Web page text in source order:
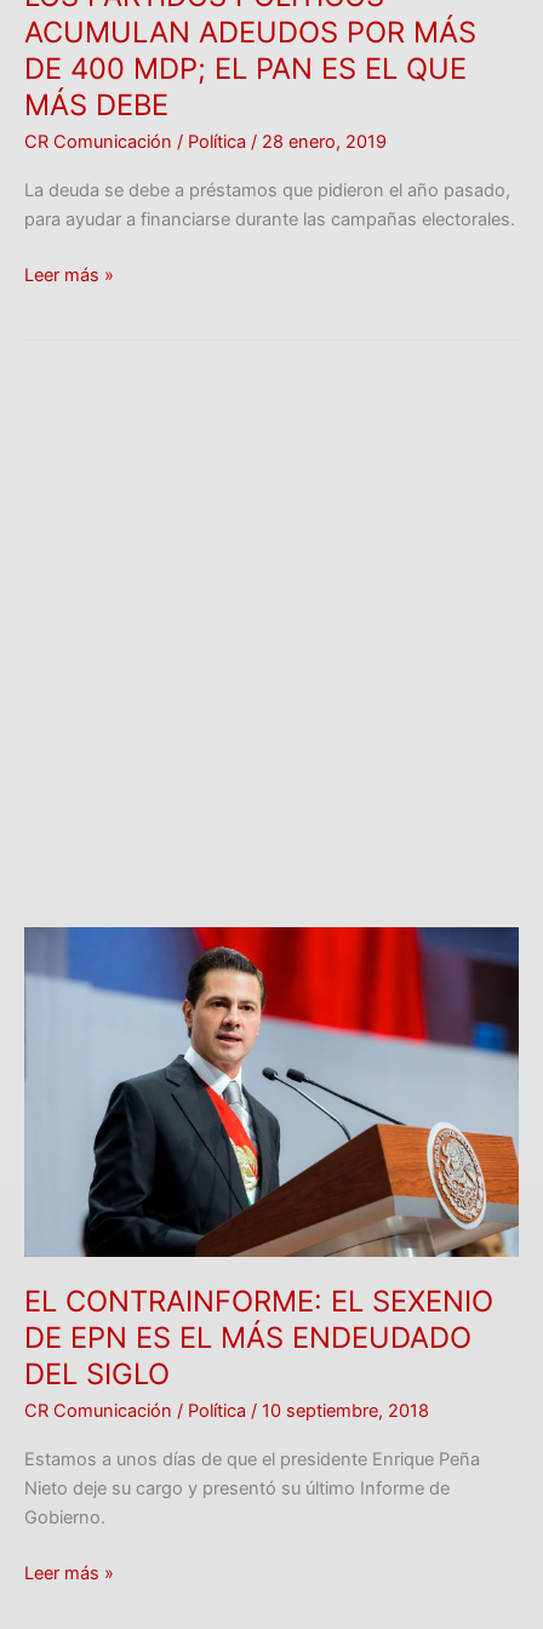
ACUMULAN ADEUDOS POR MÁS
DE 400 MDP; EL PAN ES EL QUE
MÁS DEBE
CR Comunicación / Política / 28 enero, 2019
La deuda se debe a préstamos que pidieron el año pasado,
para ayudar a financiarse durante las campañas electorales.
PAN
ES
EL
QUE
MÁS
Leer más »
EL CONTRAINFORME: EL SEXENIO
DE EPN ES EL MÁS ENDEUDADO
DEL SIGLO
CR Comunicación / Política / 10 septiembre, 2018
Estamos a unos días de que el presidente Enrique Peña
Nieto deje su cargo y presentó su último Informe de
Gobierno.
CONTRAINFORME:
ENDEUDADO
SIGLO
Leer más »